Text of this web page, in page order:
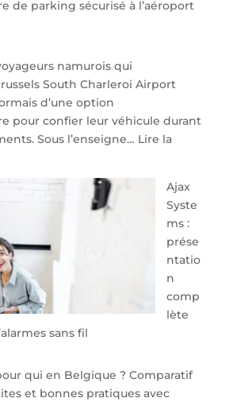
de parking sécurisé à l’aéroport
namurois qui
South Charleroi Airport
d’une option
pour confier leur véhicule durant
Sous l’enseigne… Lire la
Ajax
Syste
ms :
prése
ntatio
n
comp
lète
sans fil
qui en Belgique ? Comparatif
et bonnes pratiques avec